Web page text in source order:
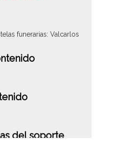
funerarias: Valcarlos
del soporte